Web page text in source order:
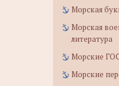
Морская
Морская
литература
Морские
Морские